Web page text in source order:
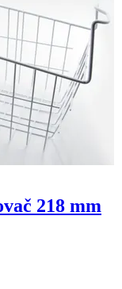
218 mm